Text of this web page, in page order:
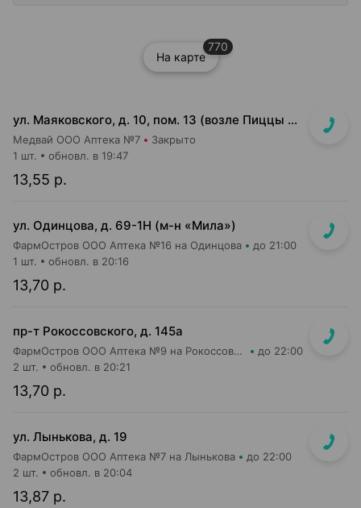
На карте
770
ул. Маяковского, д. 10, пом. 13 (возле Пиццы Мании)
Медвай ООО Аптека №7 Закрыто
13,55 р.
1 шт. обновл. в 19:47
ул. Одинцова, д. 69-1Н (м-н «Мила»)
ФармОстров ООО Аптека №16 на Одинцова до 21:00
13,70 р.
1 шт. обновл. в 20:16
пр-т Рокоссовского, д. 145а
ФармОстров ООО Аптека №9 на Рокоссовского до 22:00
13,70 р.
2 шт. обновл. в 20:21
ул. Лынькова, д. 19
ФармОстров ООО Аптека №7 на Лынькова до 22:00
13,87 р.
2 шт. обновл. в 20:04